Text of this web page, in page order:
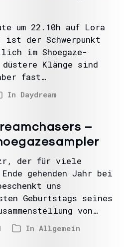
um 22.10h auf Lora
ist der Schwerpunkt
im Shoegaze-
Klänge sind
fast…
In Daydream
–
der für viele
gehenden Jahr bei
uns
Geburtstags seines
von…
In Allgemein